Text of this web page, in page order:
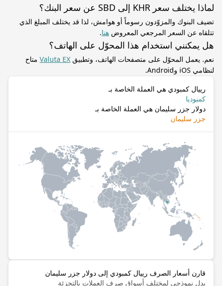
لماذا يختلف سعر KHR إلى SBD عن سعر البنك؟
تضيف البنوك والمزوّدون رسوماً أو هوامش، لذا قد يختلف المبلغ الذي
تتلقاه عن السعر المرجعي المعروض هنا.
هل يمكنني استخدام هذا المحوّل على الهاتف؟
نعم. يعمل المحوّل على متصفحات الهاتف، وتطبيق Valuta EX متاح
لنظامي iOS وAndroid.
رييال كمبودي هي العملة الخاصة بـ
كمبوديا
دولار جزر سليمان هي العملة الخاصة بـ
جزر سليمان
قارن أسعار الصرف رييال كمبودي إلى دولار جزر سليمان
بدل نموذجي لمختلف أسواق صرف العملات بالتجزئة